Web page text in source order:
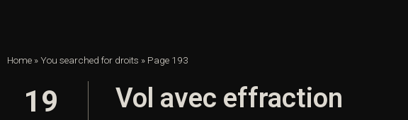
Home »You searched for droits » Page 193
19 Vol avec effraction